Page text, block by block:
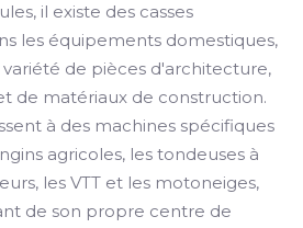
il existe des casses
les équipements domestiques,
de pièces d'architecture,
de matériaux de construction.
à des machines spécifiques
agricoles, les tondeuses à
les VTT et les motoneiges,
de son propre centre de